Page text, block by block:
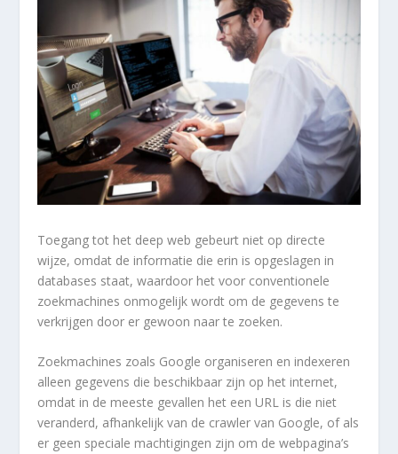
Toegang tot het deep web gebeurt niet op directe
wijze, omdat de informatie die erin is opgeslagen in
databases staat, waardoor het voor conventionele
zoekmachines onmogelijk wordt om de gegevens te
verkrijgen door er gewoon naar te zoeken.
Zoekmachines zoals Google organiseren en indexeren
alleen gegevens die beschikbaar zijn op het internet,
omdat in de meeste gevallen het een URL is die niet
veranderd, afhankelijk van de crawler van Google, of als
er geen speciale machtigingen zijn om de webpagina’s